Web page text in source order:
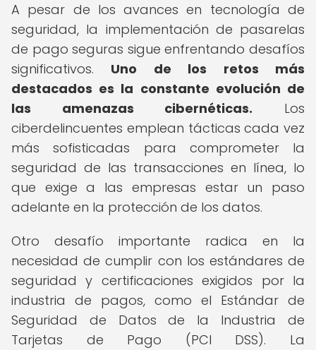
A pesar de los avances en tecnología de
seguridad, la implementación de pasarelas
de pago seguras sigue enfrentando desafíos
significativos. Uno de los retos más
destacados es la constante evolución de
las amenazas cibernéticas. Los
ciberdelincuentes emplean tácticas cada vez
más sofisticadas para comprometer la
seguridad de las transacciones en línea, lo
que exige a las empresas estar un paso
adelante en la protección de los datos.
Otro desafío importante radica en la
necesidad de cumplir con los estándares de
seguridad y certificaciones exigidos por la
industria de pagos, como el Estándar de
Seguridad de Datos de la Industria de
Tarjetas de Pago (PCI DSS). La